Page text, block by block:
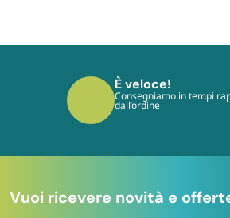
È veloce!
Consegniamo in tempi
dall’ordine
Vuoi ricevere novità e